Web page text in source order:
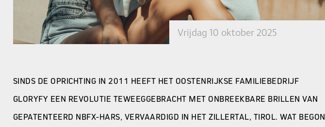
Vrijdag 10 oktober 2025
SINDS DE OPRICHTING IN 2011 HEEFT HET OOSTENRIJKSE FAMILIEBEDRIJF
GLORYFY EEN REVOLUTIE TEWEEGGEBRACHT MET ONBREEKBARE BRILLEN VAN
GEPATENTEERD NBFX-HARS, VERVAARDIGD IN HET ZILLERTAL, TIROL. WAT BEGON